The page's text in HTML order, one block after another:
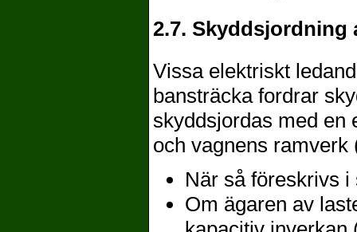
2.7. Skyddsjordning
Vissa elektriskt
bansträcka fordrar
skyddsjordas med en
och vagnens
När så föreskrivs
Om ägaren av